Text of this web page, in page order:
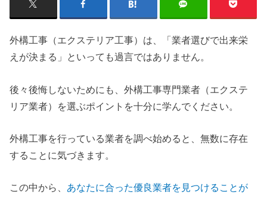
外構工事（エクステリア工事）は、「業者選びで出来栄
えが決まる」といっても過言ではありません。
後々後悔しないためにも、外構工事専門業者（エクステ
リア業者）を選ぶポイントを十分に学んでください。
外構工事を行っている業者を調べ始めると、無数に存在
することに気づきます。
この中から、 あなたに合った優良業者を見つけることが